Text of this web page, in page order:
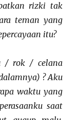
rizki tak
teman yang
itu?
/ rok / celana
? Aku
waktu yang
saat